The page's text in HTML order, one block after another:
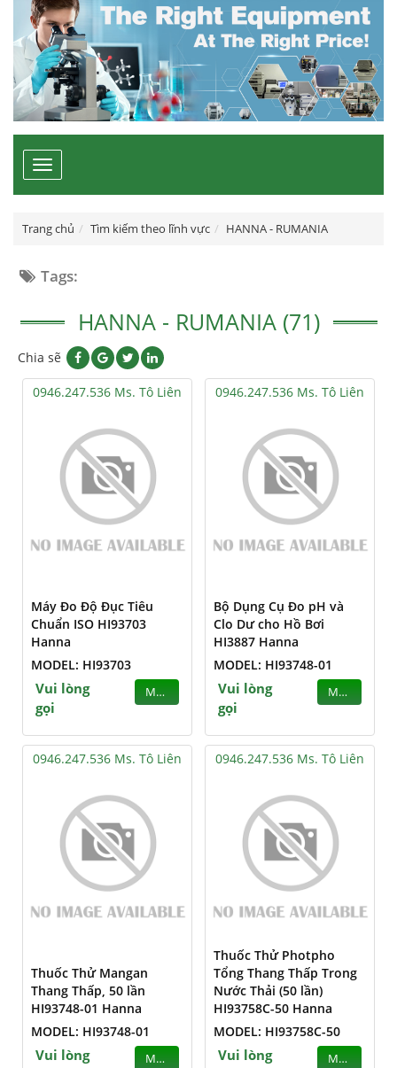
Toggle
navigation
Trang chủ Tìm kiếm theo lĩnh vực HANNA - RUMANIA
Tags:
HANNA - RUMANIA (71)
Chia sẽ
0946.247.536 Ms. Tô Liên
Máy Đo Độ Đục Tiêu
Chuẩn ISO HI93703
Hanna
MODEL: HI93703
Vui lòng
gọi
MUA
0946.247.536 Ms. Tô Liên
Bộ Dụng Cụ Đo pH và
Clo Dư cho Hồ Bơi
HI3887 Hanna
MODEL: HI93748-01
Vui lòng
gọi
MUA
0946.247.536 Ms. Tô Liên
Thuốc Thử Mangan
Thang Thấp, 50 lần
HI93748-01 Hanna
MODEL: HI93748-01
Vui lòng
MUA
0946.247.536 Ms. Tô Liên
Thuốc Thử Photpho
Tổng Thang Thấp Trong
Nước Thải (50 lần)
HI93758C-50 Hanna
MODEL: HI93758C-50
Vui lòng
MUA